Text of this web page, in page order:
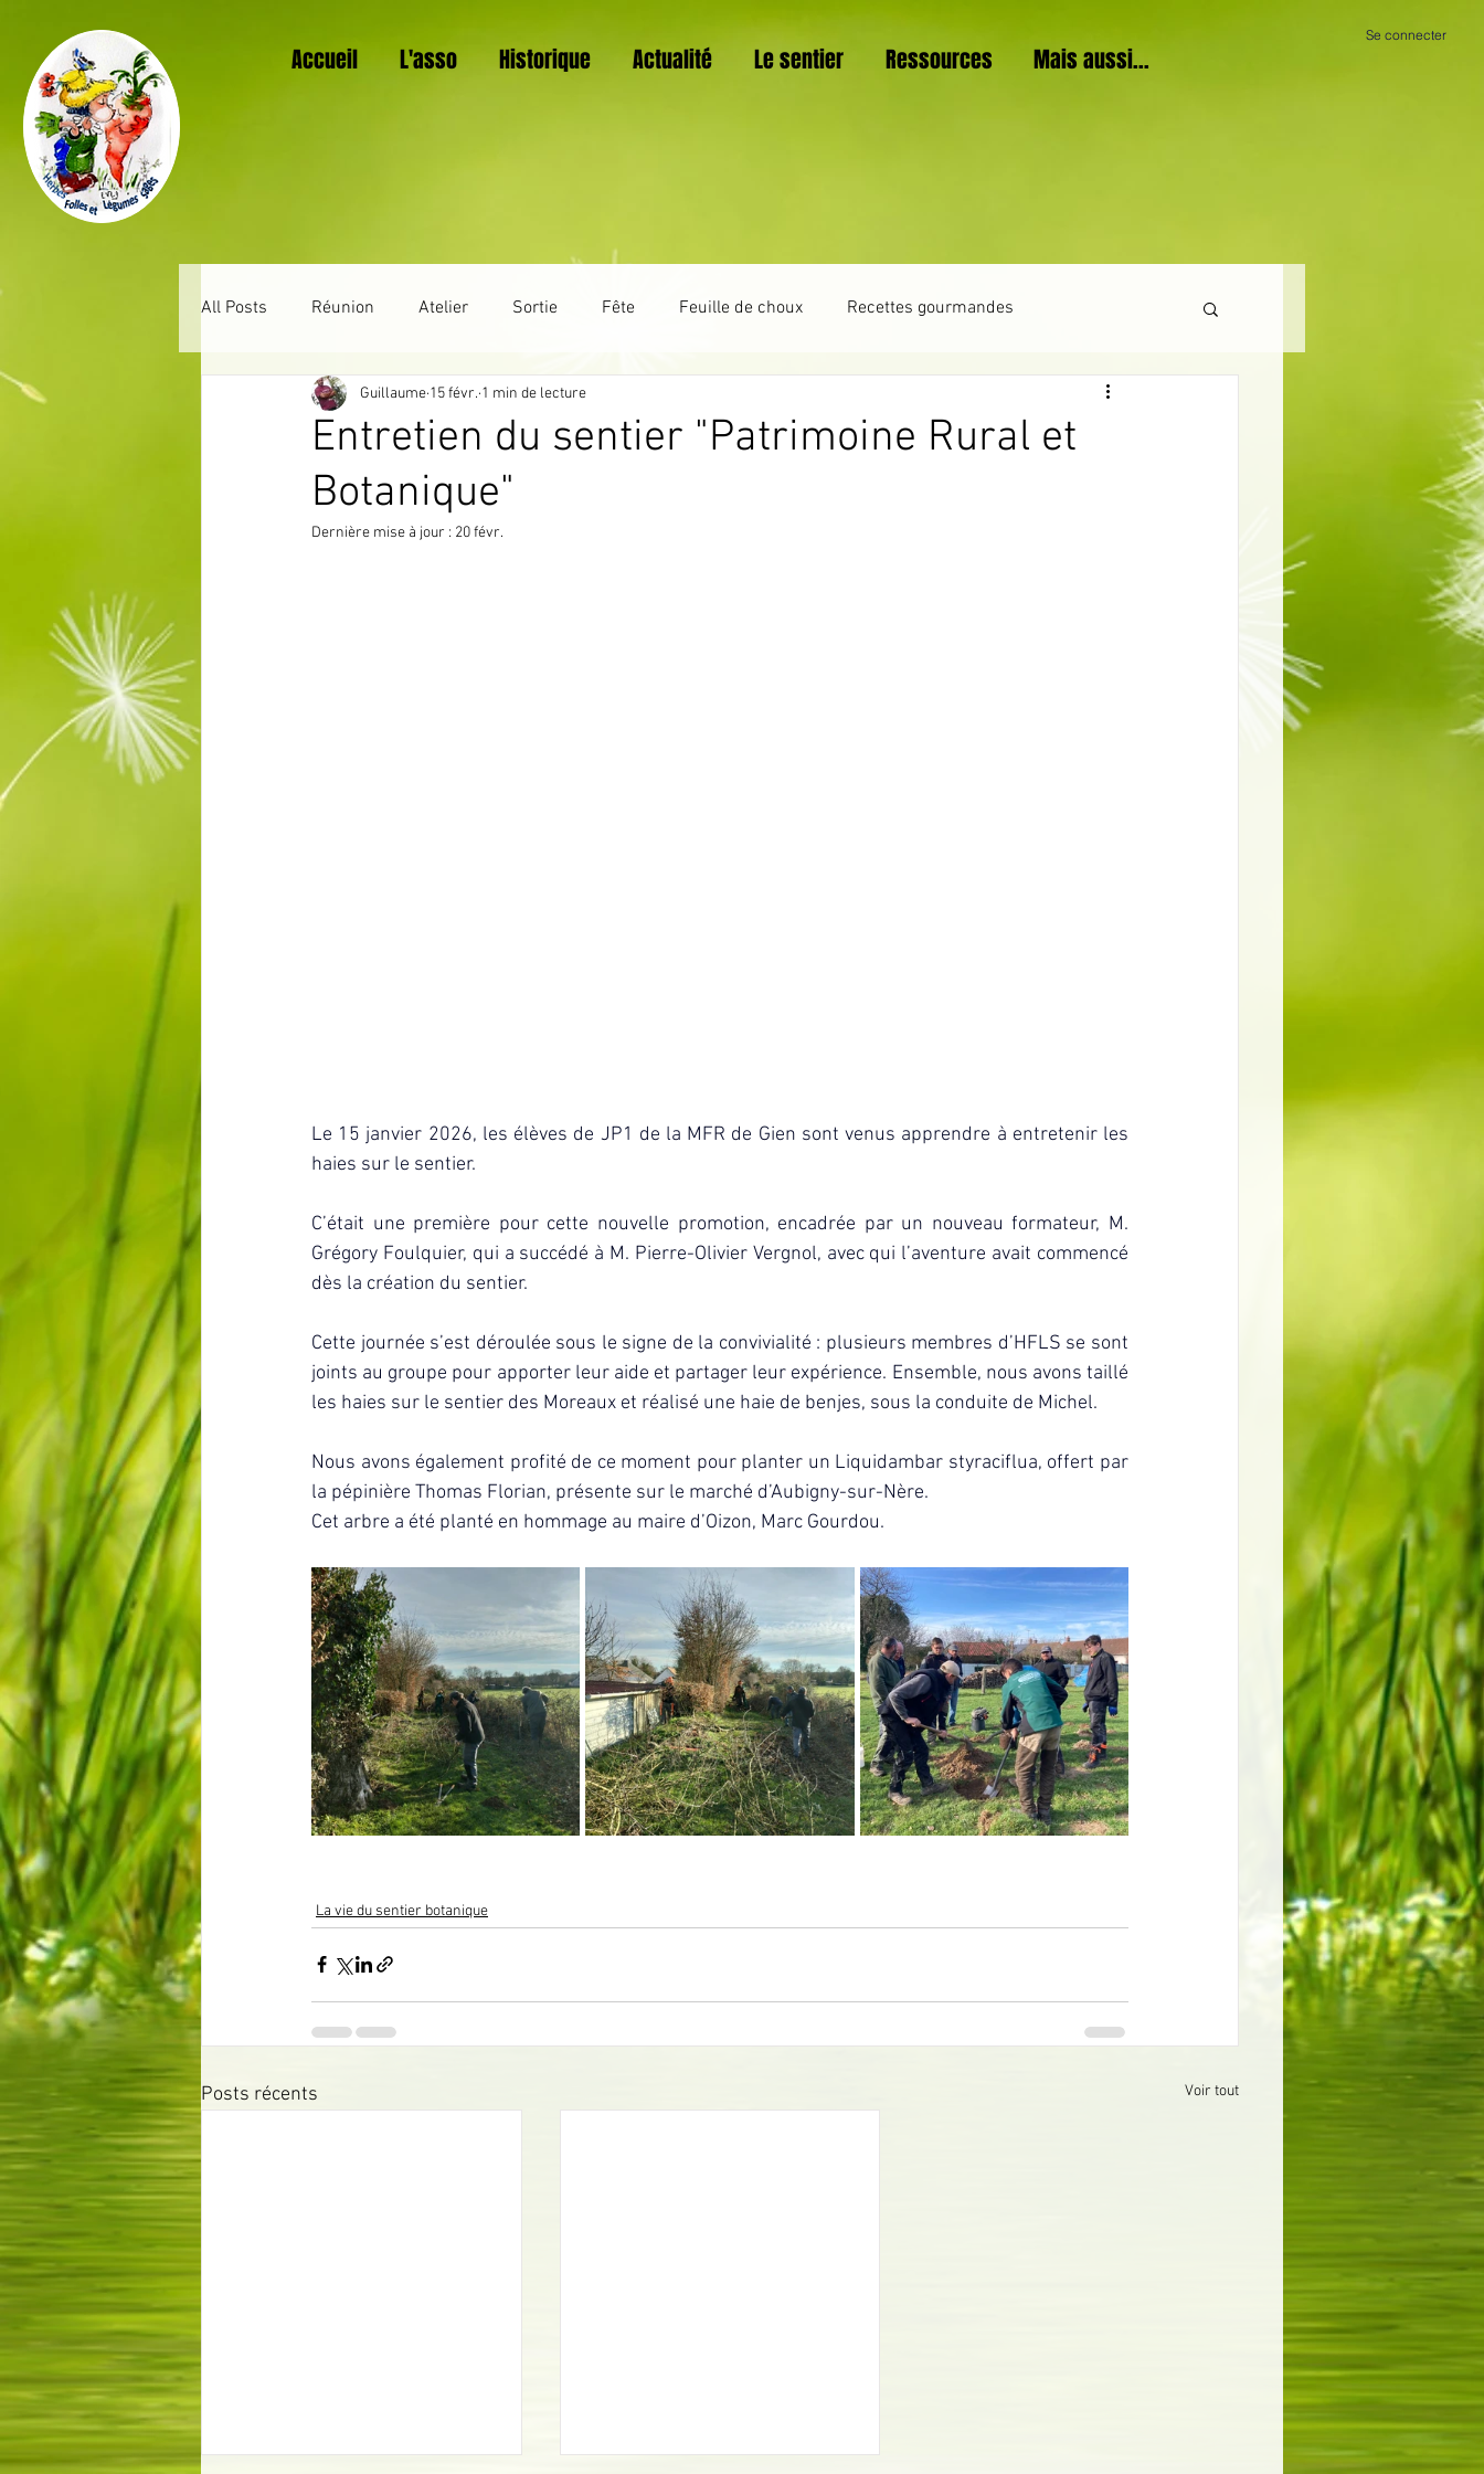
Accueil L'asso Historique Actualité Le sentier Ressources Mais aussi...
Se connecter
All Posts Réunion Atelier Sortie Fête Feuille de choux Recettes gourmandes
Au jardin mois après mois Trucs et astuces
Entretien du sentier "Patrimoine Rural et
Botanique"
Guillaume 15 févr. 1 min de lecture
Dernière mise à jour : 20 févr.
Le 15 janvier 2026, les élèves de JP1 de la MFR de Gien sont venus apprendre à entretenir les
haies sur le sentier.
C’était une première pour cette nouvelle promotion, encadrée par un nouveau formateur, M.
Grégory Foulquier, qui a succédé à M. Pierre-Olivier Vergnol, avec qui l’aventure avait commencé
dès la création du sentier.
Cette journée s’est déroulée sous le signe de la convivialité : plusieurs membres d’HFLS se sont
joints au groupe pour apporter leur aide et partager leur expérience. Ensemble, nous avons taillé
les haies sur le sentier des Moreaux et réalisé une haie de benjes, sous la conduite de Michel.
Nous avons également profité de ce moment pour planter un Liquidambar styraciflua, offert par
la pépinière Thomas Florian, présente sur le marché d’Aubigny-sur-Nère.
Cet arbre a été planté en hommage au maire d’Oizon, Marc Gourdou.
La vie du sentier botanique
Posts récents Voir tout